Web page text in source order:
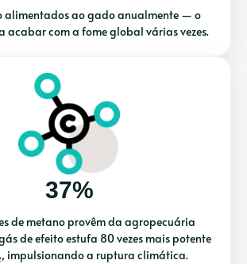
alimentados ao gado anualmente — o
acabar com a fome global várias vezes.
37%
de metano provêm da agropecuária
de efeito estufa 80 vezes mais potente
impulsionando a ruptura climática.